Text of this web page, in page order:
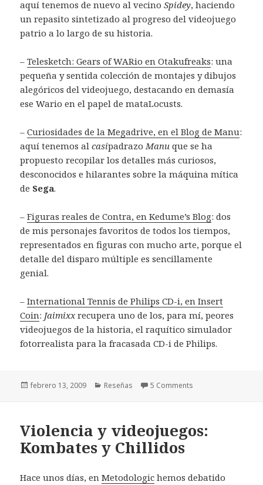
aquí tenemos de nuevo al vecinoSpidey, haciendo
un repasito sintetizado al progreso del videojuego
patrio a lo largo de su historia.
–Telesketch: Gears of WARio en Otakufreaks: una
pequeña y sentida colección de montajes y dibujos
alegóricos del videojuego, destacando en demasía
ese Wario en el papel de mataLocusts.
–Curiosidades de la Megadrive, en el Blog de Manu:
aquí tenemos alcasipadrazo Manu que se ha
propuesto recopilar los detalles más curiosos,
desconocidos e hilarantes sobre la máquina mítica
de Sega.
–Figuras reales de Contra, en Kedume’s Blog: dos
de mis personajes favoritos de todos los tiempos,
representados en figuras con mucho arte, porque el
detalle del disparo múltiple es sencillamente
genial.
–International Tennis de Philips CD-i, en Insert
Coin: Jaimixxrecupera uno de los, para mí, peores
videojuegos de la historia, el raquítico simulador
fotorrealista para la fracasada CD-i de Philips.
Publicado
febrero 13, 2009 Categorías
Reseñas 5 Comments
Violencia y videojuegos:
Kombates y Chillidos
Hace unos días, enMetodologic hemos debatido